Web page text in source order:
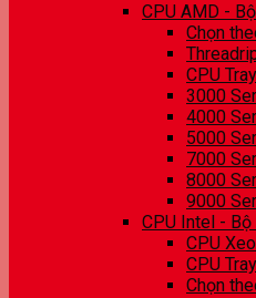
CPU AMD -
Chọn
CPU
3000
4000
5000
7000
8000
9000
CPU Intel -
CPU
CPU
Chọn